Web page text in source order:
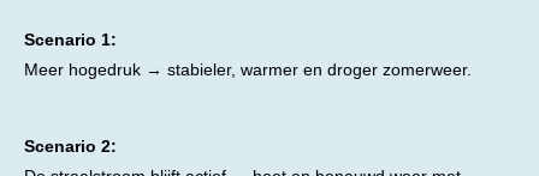
Scenario 1:
Meer hogedruk → stabieler, warmer en droger zomerweer.
Scenario 2: